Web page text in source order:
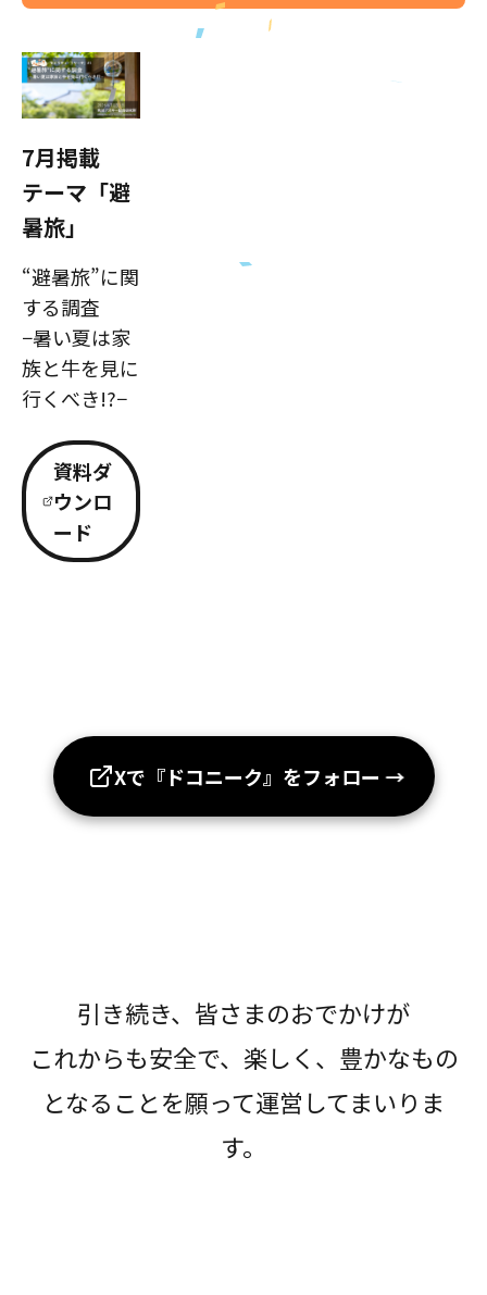
7月掲載
テーマ「避
暑旅」
“避暑旅”に関
する調査
−暑い夏は家
族と牛を見に
行くべき!?−
資料ダ
ウンロ
ード
Xで『ドコニーク』をフォロー →
引き続き、皆さまのおでかけが
これからも安全で、楽しく、豊かなもの
となることを願って運営してまいりま
す。